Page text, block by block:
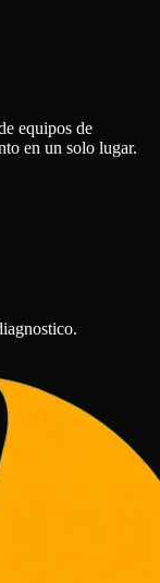
equipos de
en un solo lugar.